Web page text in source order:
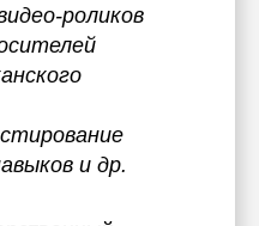
роликов
и др.